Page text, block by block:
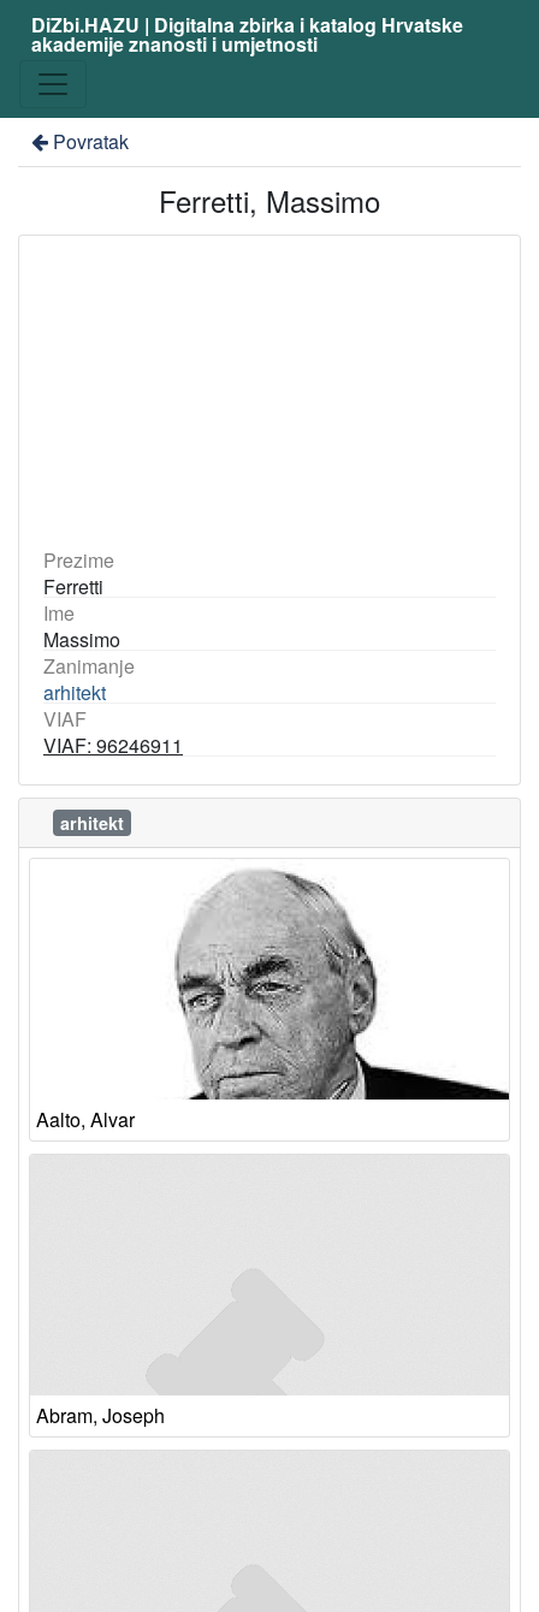
DiZbi.HAZU | Digitalna zbirka i katalog Hrvatske
akademije znanosti i umjetnosti
Povratak
Ferretti, Massimo
Prezime
Ferretti
Ime
Massimo
Zanimanje
arhitekt
VIAF
VIAF: 96246911
arhitekt
Aalto, Alvar
Abram, Joseph